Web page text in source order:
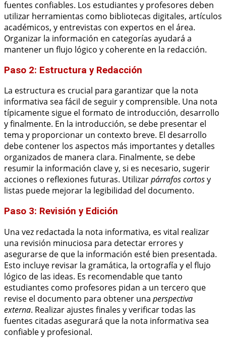
fuentes confiables. Los estudiantes y profesores deben
utilizar herramientas como bibliotecas digitales, artículos
académicos, y entrevistas con expertos en el área.
Organizar la información en categorías ayudará a
mantener un flujo lógico y coherente en la redacción.
Paso 2: Estructura y Redacción
La estructura es crucial para garantizar que la nota
informativa sea fácil de seguir y comprensible. Una nota
típicamente sigue el formato de introducción, desarrollo
y finalmente. En la introducción, se debe presentar el
tema y proporcionar un contexto breve. El desarrollo
debe contener los aspectos más importantes y detalles
organizados de manera clara. Finalmente, se debe
resumir la información clave y, si es necesario, sugerir
acciones o reflexiones futuras. Utilizarpárrafos cortosy
listas puede mejorar la legibilidad del documento.
Paso 3: Revisión y Edición
Una vez redactada la nota informativa, es vital realizar
una revisión minuciosa para detectar errores y
asegurarse de que la información esté bien presentada.
Esto incluye revisar la gramática, la ortografía y el flujo
lógico de las ideas. Es recomendable que tanto
estudiantes como profesores pidan a un tercero que
revise el documento para obtener una perspectiva
externa. Realizar ajustes finales y verificar todas las
fuentes citadas asegurará que la nota informativa sea
confiable y profesional.